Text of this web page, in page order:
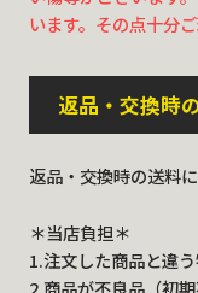
います。その点十分
返品・交換時
返品・交換時の送料
＊当店負担＊
1.注文した商品と違う
2.商品が不良品（初